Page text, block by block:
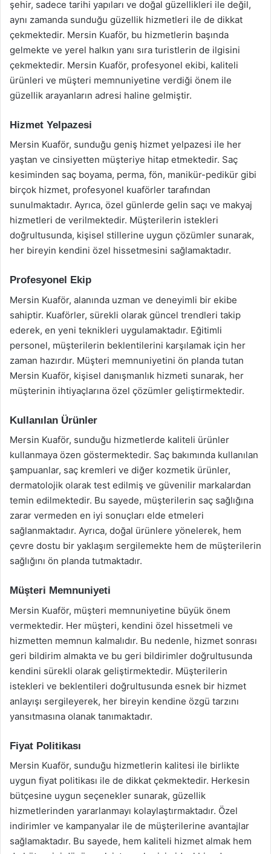
şehir, sadece tarihi yapıları ve doğal güzellikleri ile değil,
aynı zamanda sunduğu güzellik hizmetleri ile de dikkat
çekmektedir. Mersin Kuaför, bu hizmetlerin başında
gelmekte ve yerel halkın yanı sıra turistlerin de ilgisini
çekmektedir. Mersin Kuaför, profesyonel ekibi, kaliteli
ürünleri ve müşteri memnuniyetine verdiği önem ile
güzellik arayanların adresi haline gelmiştir.
Hizmet Yelpazesi
Mersin Kuaför, sunduğu geniş hizmet yelpazesi ile her
yaştan ve cinsiyetten müşteriye hitap etmektedir. Saç
kesiminden saç boyama, perma, fön, manikür-pedikür gibi
birçok hizmet, profesyonel kuaförler tarafından
sunulmaktadır. Ayrıca, özel günlerde gelin saçı ve makyaj
hizmetleri de verilmektedir. Müşterilerin istekleri
doğrultusunda, kişisel stillerine uygun çözümler sunarak,
her bireyin kendini özel hissetmesini sağlamaktadır.
Profesyonel Ekip
Mersin Kuaför, alanında uzman ve deneyimli bir ekibe
sahiptir. Kuaförler, sürekli olarak güncel trendleri takip
ederek, en yeni teknikleri uygulamaktadır. Eğitimli
personel, müşterilerin beklentilerini karşılamak için her
zaman hazırdır. Müşteri memnuniyetini ön planda tutan
Mersin Kuaför, kişisel danışmanlık hizmeti sunarak, her
müşterinin ihtiyaçlarına özel çözümler geliştirmektedir.
Kullanılan Ürünler
Mersin Kuaför, sunduğu hizmetlerde kaliteli ürünler
kullanmaya özen göstermektedir. Saç bakımında kullanılan
şampuanlar, saç kremleri ve diğer kozmetik ürünler,
dermatolojik olarak test edilmiş ve güvenilir markalardan
temin edilmektedir. Bu sayede, müşterilerin saç sağlığına
zarar vermeden en iyi sonuçları elde etmeleri
sağlanmaktadır. Ayrıca, doğal ürünlere yönelerek, hem
çevre dostu bir yaklaşım sergilemekte hem de müşterilerin
sağlığını ön planda tutmaktadır.
Müşteri Memnuniyeti
Mersin Kuaför, müşteri memnuniyetine büyük önem
vermektedir. Her müşteri, kendini özel hissetmeli ve
hizmetten memnun kalmalıdır. Bu nedenle, hizmet sonrası
geri bildirim almakta ve bu geri bildirimler doğrultusunda
kendini sürekli olarak geliştirmektedir. Müşterilerin
istekleri ve beklentileri doğrultusunda esnek bir hizmet
anlayışı sergileyerek, her bireyin kendine özgü tarzını
yansıtmasına olanak tanımaktadır.
Fiyat Politikası
Mersin Kuaför, sunduğu hizmetlerin kalitesi ile birlikte
uygun fiyat politikası ile de dikkat çekmektedir. Herkesin
bütçesine uygun seçenekler sunarak, güzellik
hizmetlerinden yararlanmayı kolaylaştırmaktadır. Özel
indirimler ve kampanyalar ile de müşterilerine avantajlar
sağlamaktadır. Bu sayede, hem kaliteli hizmet almak hem